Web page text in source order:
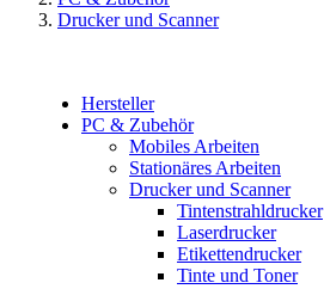
Drucker und Scanner
Hersteller
PC & Zubehör
Mobiles Arbeiten
Stationäres Arbeiten
Drucker und Scanner
Tintenstrahldrucker
Laserdrucker
Etikettendrucker
Tinte und Toner